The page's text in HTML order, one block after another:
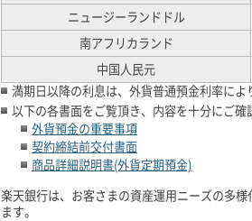
ニュージーランドドル
南アフリカランド
中国人民元
満期日以降の利息は、外貨普通預金利率によ
以下の各書面をご覧頂き、内容を十分にご確
外貨預金の重要事項
契約締結前交付書面
商品詳細説明書(外貨定期預金)
楽天銀行は、お客さまの資産運用ニーズの多
ます。